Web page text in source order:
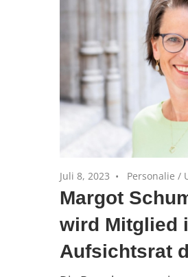
Equity-
Portfoliounternehmen
Juli 8, 2023 Personalie /
Margot
wird Mitglied
Aufsichtsrat